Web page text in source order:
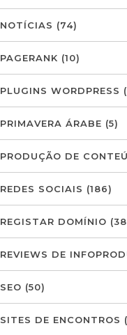
NOTÍCIAS (74)
PAGERANK (10)
PLUGINS WORDPRESS
PRIMAVERA ÁRABE (5)
PRODUÇÃO DE
REDES SOCIAIS (186)
REGISTAR DOMÍNIO
REVIEWS DE
SEO (50)
SITES DE ENCONTROS